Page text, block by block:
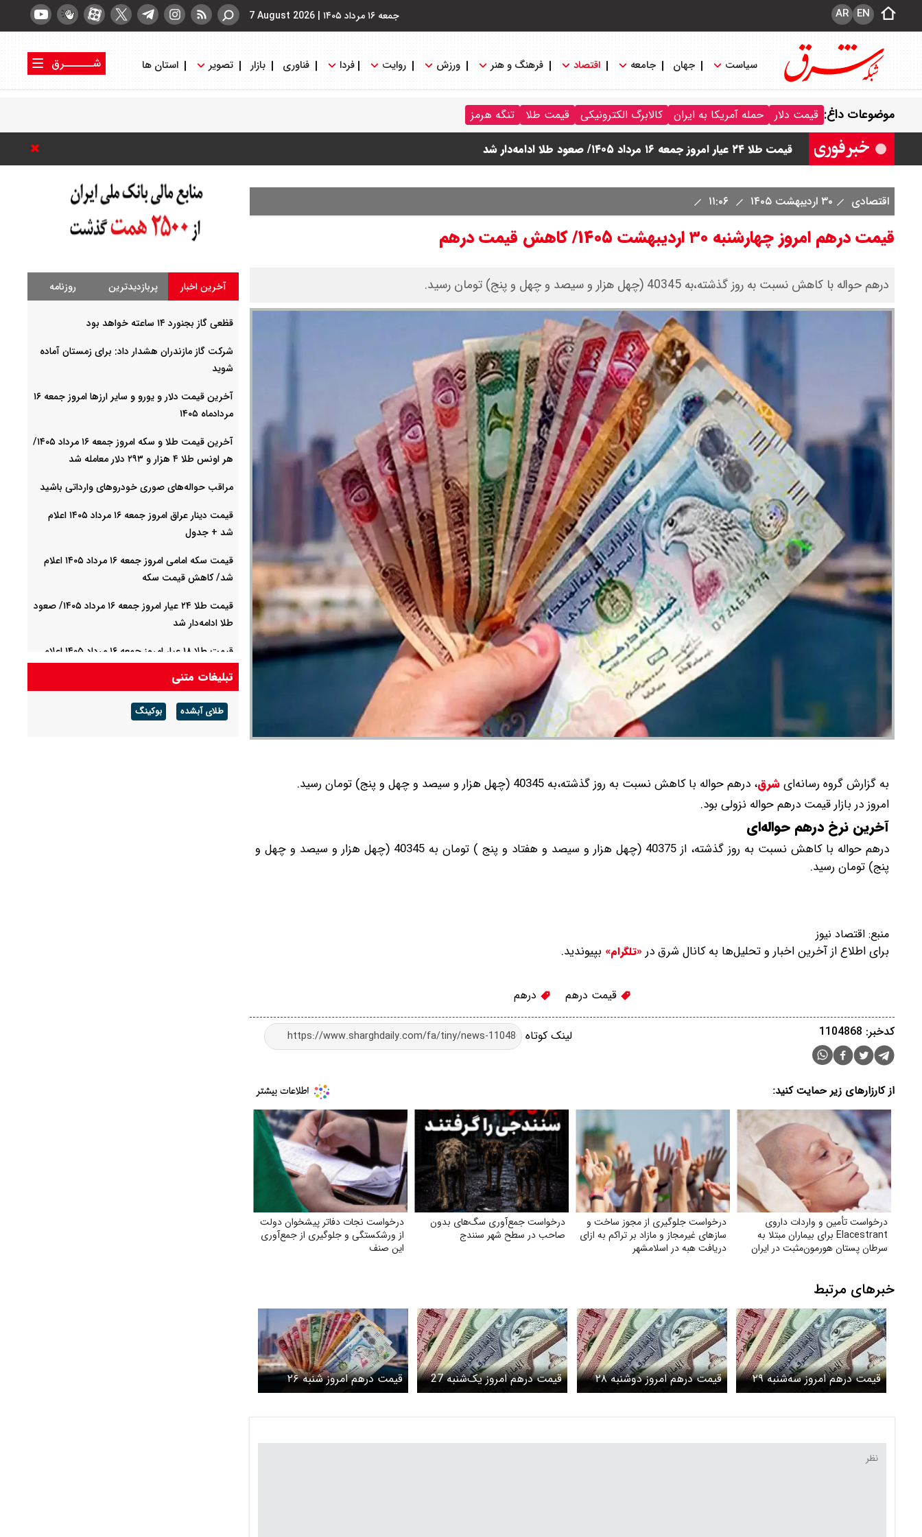
جمعه ۱۶ مرداد ۱۴۰۵ |
7 August 2026 EN
AR
سیاست جهان جامعه اقتصاد فرهنگ و هنر ورزش روایت فردا فناوری بازار تصویر استان ها
شــــــرق
موضوعات داغ: قیمت دلار حمله آمریکا به ایران کالابرگ الکترونیکی قیمت طلا تنگه هرمز
قیمت دینار عراق امروز جمعه ۱۶ مرداد ۱۴۰۵ اعلام شد + جدول
قیمت سکه امامی امروز جمعه ۱۶ مرداد ۱۴۰۵ اعلام شد/ کاهش قیمت سکه
قیمت طلا ۲۴ عیار امروز جمعه ۱۶ مرداد ۱۴۰۵/ صعود طلا ادامه‌دار شد
قیمت نفت امروز جمعه ۱۶ مرداد ۱۴۰۵ / نفت صعودی شد + جدول
اقتصادی ۳۰ اردیبهشت ۱۴۰۵
قیمت درهم امروز چهارشنبه ۳۰ اردیبهشت ۱۴۰۵/ کاهش قیمت درهم
درهم حواله با کاهش نسبت به روز گذشته،به 40345 (چهل هزار و سیصد و چهل و پنج) تومان رسید.
به گزارش گروه رسانه‌ایشرق، درهم حواله با کاهش نسبت به روز گذشته،به 40345 (چهل هزار و سیصد و چهل و پنج) تومان رسید.
امروز در بازار قیمت درهم حواله نزولی بود.
آخرین نرخ درهم حواله‌ای
درهم حواله با کاهش نسبت به روز گذشته، از 40375 (چهل هزار و سیصد و هفتاد و پنج ) تومان به 40345 (چهل هزار و سیصد و چهل و
پنج) تومان رسید.
منبع: اقتصاد نیوز
برای اطلاع از آخرین اخبار و تحلیل‌ها به کانال شرق در «تلگرام» بپیوندید.
قیمت درهم درهم
لینک کوتاه کدخبر: 1104868
از کارزارهای زیر حمایت کنید:
درخواست تأمین و واردات داروی
Elacestrant برای بیماران مبتلا به
سرطان پستان هورمون‌مثبت در ایران
درخواست جلوگیری از مجوز ساخت و
سازهای غیرمجاز و مازاد بر تراکم به ازای
دریافت هبه در اسلامشهر
درخواست جمع‌آوری سگ‌های بدون
صاحب در سطح شهر سنندج
درخواست نجات دفاتر پیشخوان دولت
از ورشکستگی و جلوگیری از جمع‌آوری
این صنف
خبرهای مرتبط
قیمت درهم امروز سه‌شنبه ۲۹
اردیبهشت ۱۴۰۵/ افزایش قیمت
قیمت درهم امروز دوشنبه ۲۸
اردیبهشت ۱۴۰۵/ افزایش قیمت
قیمت درهم امروز یک‌شنبه 27
اردیبهشت ۱۴۰۵/ افزایش قیمت
قیمت درهم امروز شنبه ۲۶
اردیبهشت ۱۴۰۵
آخرین اخبار پربازدیدترین روزنامه
قظعی گاز بجنورد ۱۴ ساعته خواهد بود
شرکت گاز مازندران هشدار داد: برای زمستان آماده
شوید
آخرین قیمت دلار و یورو و سایر ارزها امروز جمعه ۱۶
مردادماه ۱۴۰۵
آخرین قیمت طلا و سکه امروز جمعه ۱۶ مرداد ۱۴۰۵/
هر اونس طلا ۴ هزار و ٢٩٣ دلار معامله شد
مراقب حواله‌های صوری خودروهای وارداتی باشید
قیمت دینار عراق امروز جمعه ۱۶ مرداد ۱۴۰۵ اعلام
شد + جدول
قیمت سکه امامی امروز جمعه ۱۶ مرداد ۱۴۰۵ اعلام
شد/ کاهش قیمت سکه
قیمت طلا ۲۴ عیار امروز جمعه ۱۶ مرداد ۱۴۰۵/ صعود
طلا ادامه‌دار شد
قیمت طلا ۱۸ عیار امروز جمعه ۱۶ مرداد ۱۴۰۵ اعلام
شد/ طلا بر مدار صعود
آخرین مهلت تایید محل زندگی برای جلوگیری از
حذف کالابرگ اعلام شد / پیامک ارسالی لینک ندارد
تبلیغات متنی
طلای آبشده بوکینگ